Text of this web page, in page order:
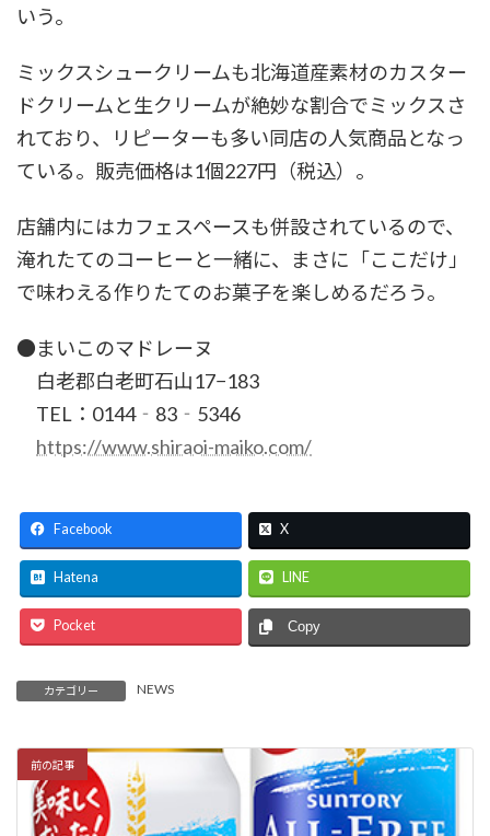
いう。
ミックスシュークリームも北海道産素材のカスター
ドクリームと生クリームが絶妙な割合でミックスさ
れており、リピーターも多い同店の人気商品となっ
ている。販売価格は1個227円（税込）。
店舗内にはカフェスペースも併設されているので、
淹れたてのコーヒーと一緒に、まさに「ここだけ」
で味わえる作りたてのお菓子を楽しめるだろう。
●まいこのマドレーヌ
白老郡白老町石山17−183
TEL：0144‐83‐5346
https://www.shiraoi-maiko.com/
Facebook X
Hatena LINE
Pocket Copy
カテゴリー NEWS
前の記事